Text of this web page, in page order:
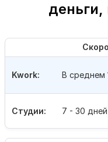
Студии: 7 - 30 дней
Kwork: В среднем